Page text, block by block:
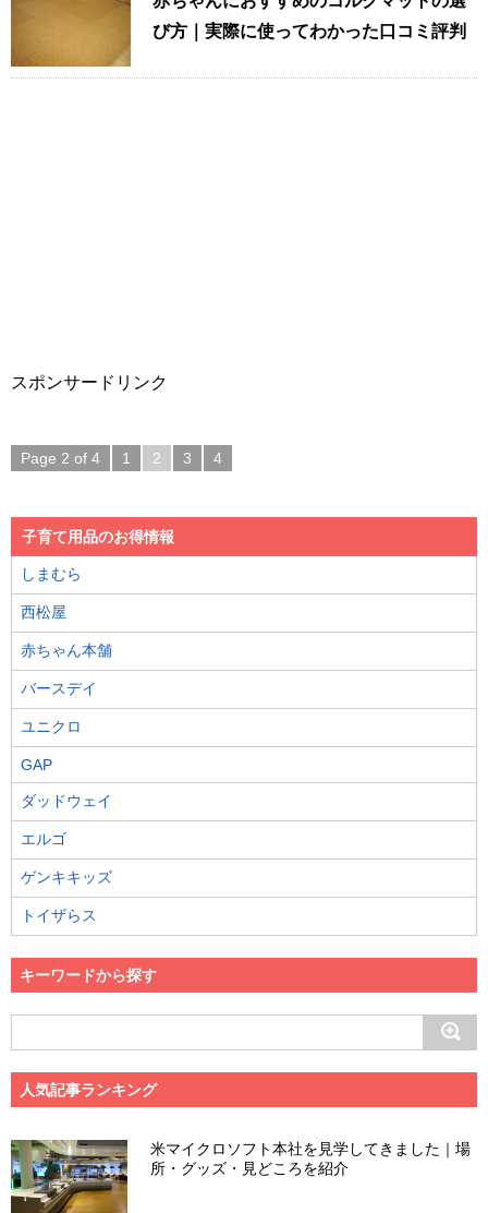
び方｜実際に使ってわかった口コミ評判
スポンサードリンク
Page 2 of 4 1 2 3 4
子育て用品のお得情報
しまむら
西松屋
赤ちゃん本舗
バースデイ
ユニクロ
GAP
ダッドウェイ
エルゴ
ゲンキキッズ
トイザらス
キーワードから探す
人気記事ランキング
米マイクロソフト本社を見学してきました｜場
所・グッズ・見どころを紹介